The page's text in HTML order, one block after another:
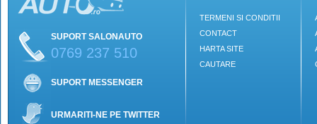
SUPORT SALONAUTO
0769 237 510
SUPORT MESSENGER
URMARITI-NE PE TWITTER
TERMENI SI CONDITII
CONTACT
HARTA SITE
CAUTARE